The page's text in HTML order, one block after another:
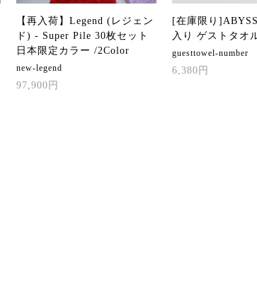
【再入荷】Legend (レジェン
ド) - Super Pile 30枚セット
日本限定カラー /2Color
new-legend
97,900円
[在庫限り
入り ゲストタオ
guesttowel-number
6,380円